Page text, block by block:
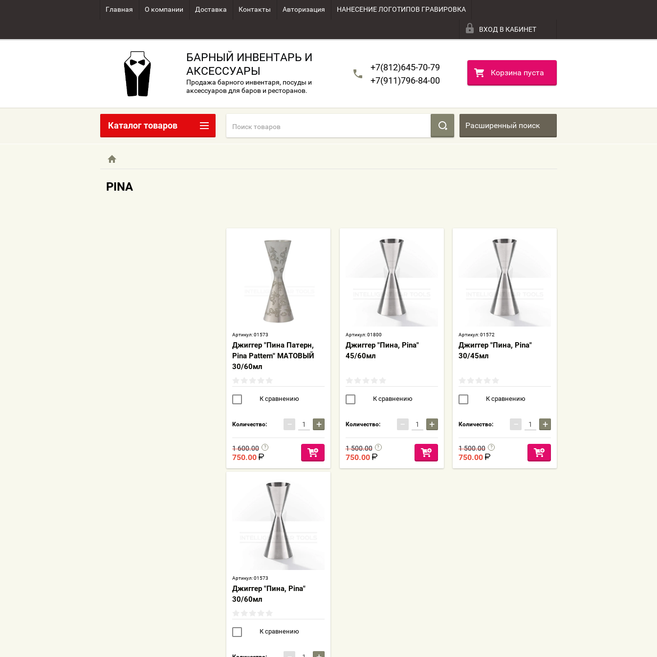
Главная О компании Доставка Контакты Авторизация НАНЕСЕНИЕ ЛОГОТИПОВ ГРАВИРОВКА
ВХОД В КАБИНЕТ
БАРНЫЙ ИНВЕНТАРЬ И
АКСЕССУАРЫ
Продажа барного инвентаря, посуды и
аксессуаров для баров и ресторанов.
+7(812)645-70-79
+7(911)796-84-00
Корзина пуста
Расширенный поиск
PINA
Артикул:01573
Джиггер "Пина Патерн,
Pina Pattern" МАТОВЫЙ
30/60мл
К сравнению
Количество: − +
1 600.00
750.00
Артикул:01800
Джиггер "Пина, Pina"
45/60мл
К сравнению
Количество: − +
1 500.00
750.00
Артикул:01572
Джиггер "Пина, Pina"
30/45мл
К сравнению
Количество: − +
1 500.00
750.00
Артикул:01573
Джиггер "Пина, Pina"
30/60мл
К сравнению
Каталог товаров